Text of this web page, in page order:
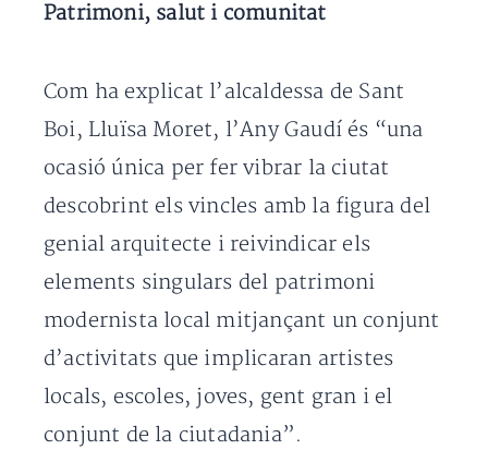
Patrimoni, salut i comunitat
Com ha explicat l’alcaldessa de Sant
Boi, Lluïsa Moret, l’Any Gaudí és “una
ocasió única per fer vibrar la ciutat
descobrint els vincles amb la figura del
genial arquitecte i reivindicar els
elements singulars del patrimoni
modernista local mitjançant un conjunt
d’activitats que implicaran artistes
locals, escoles, joves, gent gran i el
conjunt de la ciutadania”.